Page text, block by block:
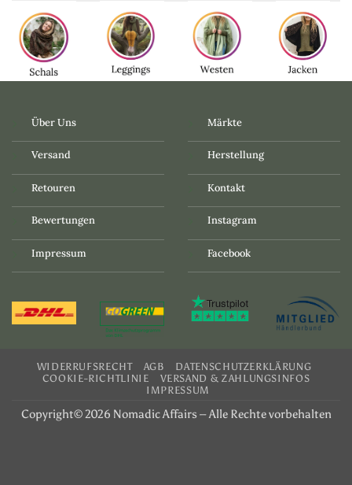
Über Uns
Versand
Retouren
Bewertungen
Impressum
Märkte
Herstellung
Kontakt
Instagram
Facebook
WIDERRUFSRECHT AGB
DATENSCHUTZERKLÄRUNG
COOKIE-RICHTLINIE
VERSAND & ZAHLUNGSINFOS
IMPRESSUM
Copyright© 2026 Nomadic Affairs – Alle Rechte vorbehalten